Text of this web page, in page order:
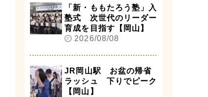
「新・ももたろう塾」入
塾式 次世代のリーダー
育成を目指す【岡山】
2026/08/08
JR岡山駅 お盆の帰省
ラッシュ 下りでピーク
【岡山】